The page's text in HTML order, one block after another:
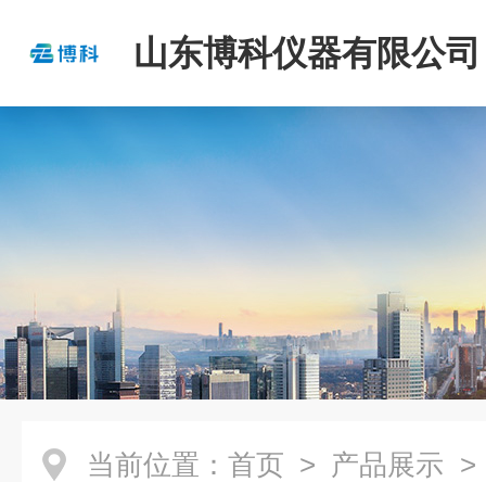
山东博科仪器有限公司
当前位置： 首页 > 产品展示